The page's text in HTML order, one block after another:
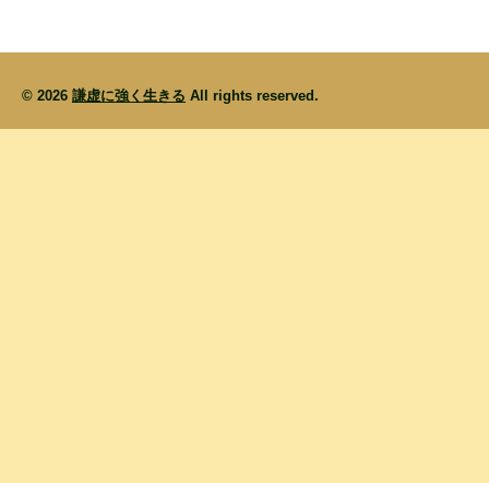
© 2026 謙虚に強く生きる All rights reserved.